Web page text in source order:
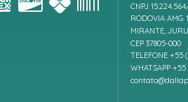
CNPJ
RODOVIA AMG
MIRANTE,
CEP 37805-000
TELEFONE +55
WHATSAPP